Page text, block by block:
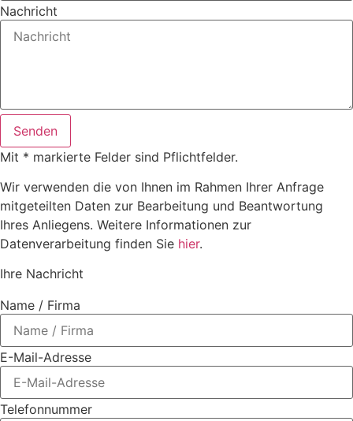
Nachricht
Senden
Mit * markierte Felder sind Pflichtfelder.
Wir verwenden die von Ihnen im Rahmen Ihrer Anfrage
mitgeteilten Daten zur Bearbeitung und Beantwortung
Ihres Anliegens. Weitere Informationen zur
Datenverarbeitung finden Sie hier.
Ihre Nachricht
Name / Firma
E-Mail-Adresse
Telefonnummer